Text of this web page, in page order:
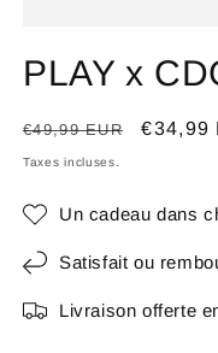
PLAY x
Prix
habituel
€49,99 EUR
Prix
€34,99
Taxes incluses.
Un cadeau dans
Satisfait ou
Livraison offerte